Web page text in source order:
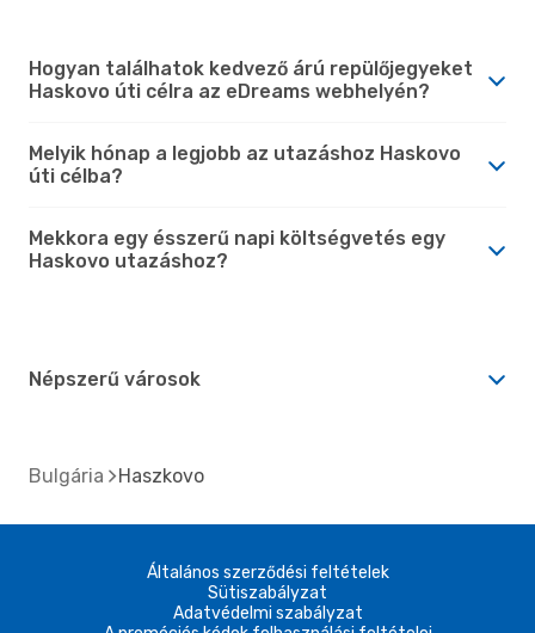
Hogyan találhatok kedvező árú repülőjegyeket
Haskovo úti célra az eDreams webhelyén?
Melyik hónap a legjobb az utazáshoz Haskovo
úti célba?
Mekkora egy ésszerű napi költségvetés egy
Haskovo utazáshoz?
Népszerű városok
Bulgária Haszkovo
Általános szerződési feltételek
Sütiszabályzat
Adatvédelmi szabályzat